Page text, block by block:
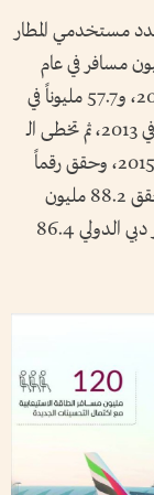
مستخدمي المطار
مسافر في عام 1960، إلى 47.2 مليون مسافر في عام
2010، ثم سجلت قفزات ليصل إلى 51 مليوناً في 2011، و57.7 مليوناً في
2012، واستطاع أن يستقبل 66.4 مليون مسافر في 2013، ثم تخطى الـ
70 مليون مسافر في 2014، و78 مليون مسافر في 2015، وحقق رقماً
قياسياً في 2016 بأكثر من 83.6 مليون مسافر، ثم حقق 88.2 مليون
مسافر في 2017، و89 مليوناً في 2018. وتجاوز مطار دبي الدولي 86.4